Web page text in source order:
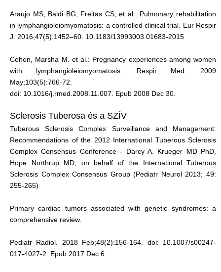
Araujo MS, Baldi BG, Freitas CS, et al.: Pulmonary rehabilitation
in lymphangioleiomyomatosis: a controlled clinical trial. Eur Respir
J. 2016;47(5):1452–60. 10.1183/13993003.01683-2015
Cohen, Marsha M. et al.: Pregnancy experiences among women
with lymphangioleiomyomatosis. Respir Med. 2009
May;103(5):766-72.
doi: 10.1016/j.rmed.2008.11.007. Epub 2008 Dec 30.
Sclerosis Tuberosa és a SZÍV
Tuberous Sclerosis Complex Surveillance and Management:
Recommendations of the 2012 International Tuberous Sclerosis
Complex Consensus Conference - Darcy A. Krueger MD PhD,
Hope Northrup MD, on behalf of the International Tuberous
Sclerosis Complex Consensus Group (Pediatr Neurol 2013; 49:
255-265)
Primary cardiac tumors associated with genetic syndromes: a
comprehensive review.
Pediatr Radiol. 2018 Feb;48(2):156-164. doi: 10.1007/s00247-
017-4027-2. Epub 2017 Dec 6.